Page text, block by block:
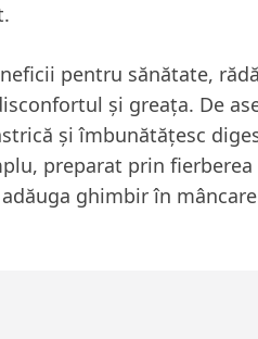
pentru sănătate,
și greața. De
și îmbunătățesc
preparat prin
ghimbir în